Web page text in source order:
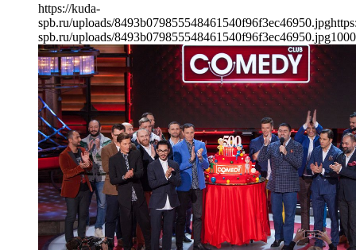
https://kuda-
spb.ru/uploads/8493b079855548461540f96f3ec46950.jpg
spb.ru/uploads/8493b079855548461540f96f3ec46950.jpg1000